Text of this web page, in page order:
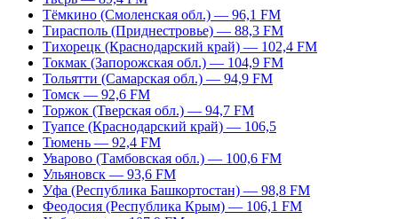
Тёмкино (Смоленская обл.) — 96,1 FM
Тирасполь (Приднестровье) — 88,3 FM
Тихорецк (Краснодарский край) — 102,4 FM
Токмак (Запорожская обл.) — 104,9 FM
Тольятти (Самарская обл.) — 94,9 FM
Томск — 92,6 FM
Торжок (Тверская обл.) — 94,7 FM
Туапсе (Краснодарский край) — 106,5
Тюмень — 92,4 FM
Уварово (Тамбовская обл.) — 100,6 FM
Ульяновск — 93,6 FM
Уфа (Республика Башкортостан) — 98,8 FM
Феодосия (Республика Крым) — 106,1 FM